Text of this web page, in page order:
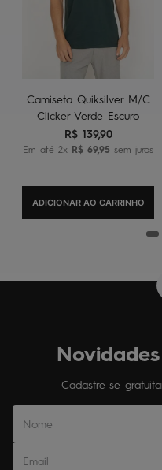
Camiseta Quiksilver M/C
Clicker Verde Escuro
R$ 139,90
Em até 2x R$ 69,95 sem juros
ADICIONAR AO CARRINHO
Cadastre-se